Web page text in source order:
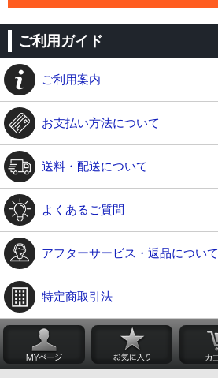
ご利用ガイド
ご利用案内
お支払い方法について
送料・配送について
よくあるご質問
アフターサービス・返品について
特定商取引法